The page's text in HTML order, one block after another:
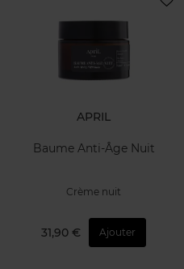
APRIL
Baume Anti-Âge Nuit
Crème nuit
31,90 € Ajouter